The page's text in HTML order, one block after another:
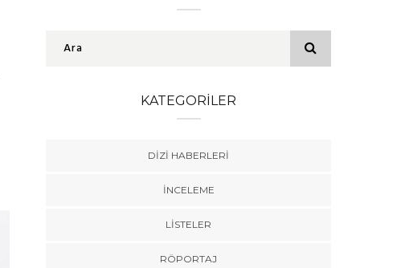
KATEGORILER
DIZI HABERLERI
İNCELEME
LISTELER
RÖPORTAJ